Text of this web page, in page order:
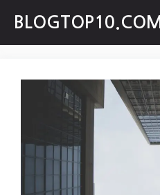
content
BLOGTOP10.COM